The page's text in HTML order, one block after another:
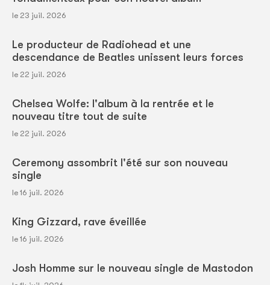
le 23 juil. 2026
Le producteur de Radiohead et une
descendance de Beatles unissent leurs forces
le 22 juil. 2026
Chelsea Wolfe: l'album à la rentrée et le
nouveau titre tout de suite
le 22 juil. 2026
Ceremony assombrit l'été sur son nouveau
single
le 16 juil. 2026
King Gizzard, rave éveillée
le 16 juil. 2026
Josh Homme sur le nouveau single de Mastodon